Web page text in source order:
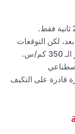
لكن التوقعات
س.
قادرة على التكيف